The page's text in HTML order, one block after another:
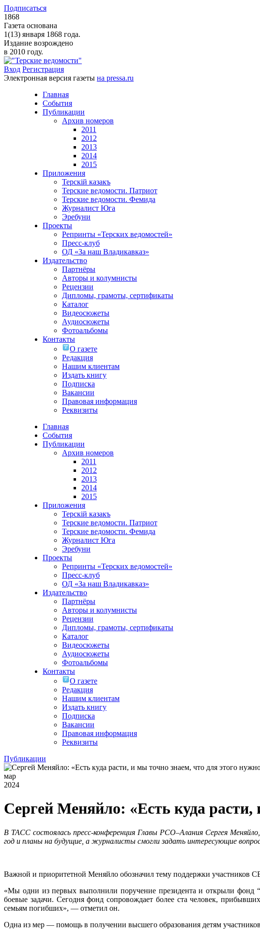
Подписаться
1868
Газета основана
1(13) января 1868 года.
Издание возрождено
в 2010 году.
Вход Регистрация
Электронная версия газеты на pressa.ru
Главная
События
Публикации
Архив номеров
2011
2012
2013
2014
2015
Приложения
Терскiй казакъ
Терские ведомости. Патриот
Терские ведомости. Фемида
Журналист Юга
Эребуни
Проекты
Репринты «Терских ведомостей»
Пресс-клуб
ОД «За наш Владикавказ»
Издательство
Партнёры
Авторы и колумнисты
Рецензии
Дипломы, грамоты, сертификаты
Каталог
Видеосюжеты
Аудиосюжеты
Фотоальбомы
Контакты
О газете
Редакция
Нашим клиентам
Издать книгу
Подписка
Вакансии
Правовая информация
Реквизиты
Главная
События
Публикации
Архив номеров
2011
2012
2013
2014
2015
Приложения
Терскiй казакъ
Терские ведомости. Патриот
Терские ведомости. Фемида
Журналист Юга
Эребуни
Проекты
Репринты «Терских ведомостей»
Пресс-клуб
ОД «За наш Владикавказ»
Издательство
Партнёры
Авторы и колумнисты
Рецензии
Дипломы, грамоты, сертификаты
Каталог
Видеосюжеты
Аудиосюжеты
Фотоальбомы
Контакты
О газете
Редакция
Нашим клиентам
Издать книгу
Подписка
Вакансии
Правовая информация
Реквизиты
Публикации
мар
2024
Сергей Меняйло: «Есть куда расти,
В ТАСС состоялась пресс-конференция Главы РСО–Алания Сергея
год и планы на будущие, а журналисты смогли задать интересующие
Важной и приоритетной Меняйло обозначил тему поддержки участников
«Мы одни из первых выполнили поручение президента и открыли фонд
боевые задачи. Сегодня фонд сопровождает более ста человек,
семьям погибших», — отметил он.
Одна из мер — помощь в получении высшего образования детям